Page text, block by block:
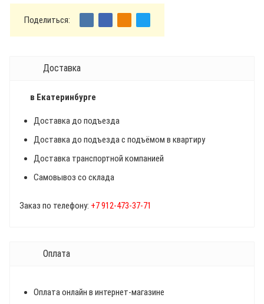
Поделиться:
Доставка
в Екатеринбурге
Доставка до подъезда
Доставка до подъезда с подъёмом в квартиру
Доставка транспортной компанией
Самовывоз со склада
Заказ по телефону: +7 912-473-37-71
Оплата
Оплата онлайн в интернет-магазине